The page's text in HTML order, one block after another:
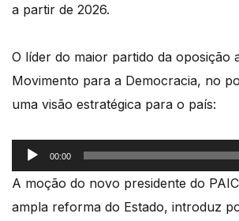
a partir de 2026.
O líder do maior partido da oposição
Movimento para a Democracia, no
uma visão estratégica para o país:
Reprodutor
de
00:00
A moção do novo presidente do
ampla reforma do Estado, introduz